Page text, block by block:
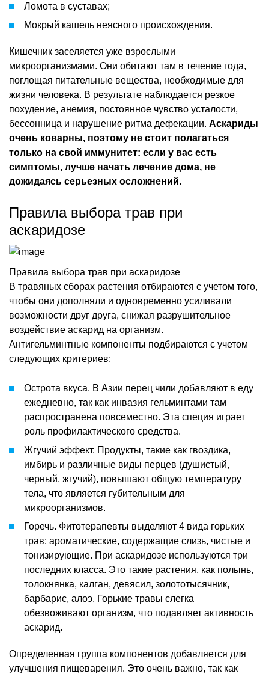
Ломота в суставах;
Мокрый кашель неясного происхождения.
Кишечник заселяется уже взрослыми
микроорганизмами. Они обитают там в течение года,
поглощая питательные вещества, необходимые для
жизни человека. В результате наблюдается резкое
похудение, анемия, постоянное чувство усталости,
бессонница и нарушение ритма дефекации. Аскариды
очень коварны, поэтому не стоит полагаться
только на свой иммунитет: если у вас есть
симптомы, лучше начать лечение дома, не
дожидаясь серьезных осложнений.
Правила выбора трав при
аскаридозе
Правила выбора трав при аскаридозе
В травяных сборах растения отбираются с учетом того,
чтобы они дополняли и одновременно усиливали
возможности друг друга, снижая разрушительное
воздействие аскарид на организм.
Антигельминтные компоненты подбираются с учетом
следующих критериев:
Острота вкуса. В Азии перец чили добавляют в еду
ежедневно, так как инвазия гельминтами там
распространена повсеместно. Эта специя играет
роль профилактического средства.
Жгучий эффект. Продукты, такие как гвоздика,
имбирь и различные виды перцев (душистый,
черный, жгучий), повышают общую температуру
тела, что является губительным для
микроорганизмов.
Горечь. Фитотерапевты выделяют 4 вида горьких
трав: ароматические, содержащие слизь, чистые и
тонизирующие. При аскаридозе используются три
последних класса. Это такие растения, как полынь,
толокнянка, калган, девясил, золототысячник,
барбарис, алоэ. Горькие травы слегка
обезвоживают организм, что подавляет активность
аскарид.
Определенная группа компонентов добавляется для
улучшения пищеварения. Это очень важно, так как